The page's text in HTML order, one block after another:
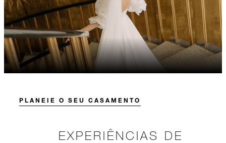
PLANEIE O SEU CASAMENTO
EXPERIÊNCIAS DE